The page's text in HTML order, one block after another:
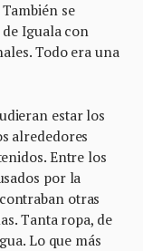
se
Iguala con
Todo era una
estar los
alrededores
Entre los
por la
otras
Tanta ropa, de
Lo que más